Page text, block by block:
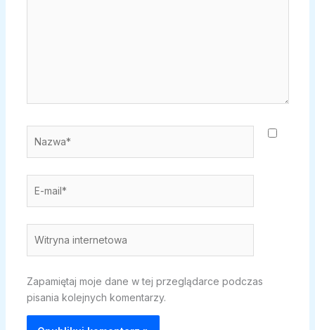
mail*
internetowa
Zapamiętaj moje dane w tej przeglądarce podczas
pisania kolejnych komentarzy.